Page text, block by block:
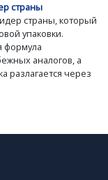
страны
страны, который
упаковки.
формула
аналогов, а
разлагается через